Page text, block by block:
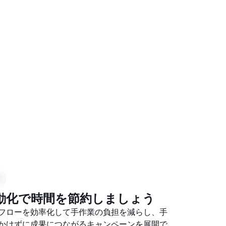
化で時間を節約しましょう
ローを効率化して手作業の負担を減らし、手